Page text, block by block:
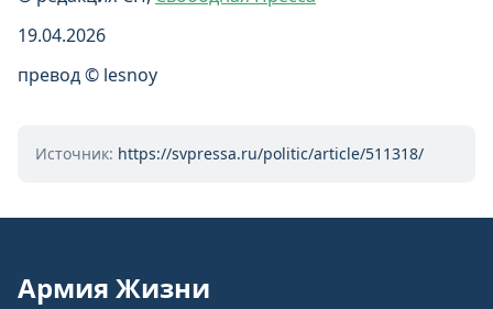
19.04.2026
превод © lesnoy
Источник: https://svpressa.ru/politic/article/511318/
Армия Жизни